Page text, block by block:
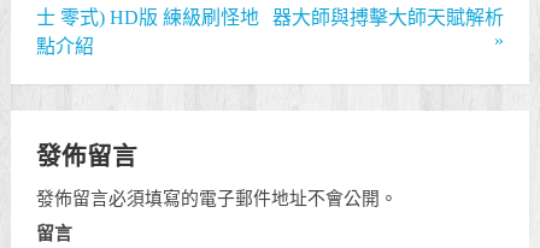
士 零式) HD版 練級刷怪地
點介紹
器大師與搏擊大師天賦解析
»
發佈留言
發佈留言必須填寫的電子郵件地址不會公開。
留言